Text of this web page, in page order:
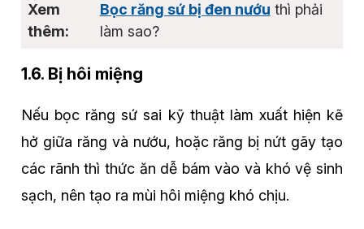
Bọc răng sứ bị đen nướu thì phải
làm sao?
1.6. Bị hôi miệng
Nếu bọc răng sứ sai kỹ thuật làm xuất hiện kẽ
hở giữa răng và nướu, hoặc răng bị nứt gãy tạo
các rãnh thì thức ăn dễ bám vào và khó vệ sinh
sạch, nên tạo ra mùi hôi miệng khó chịu.